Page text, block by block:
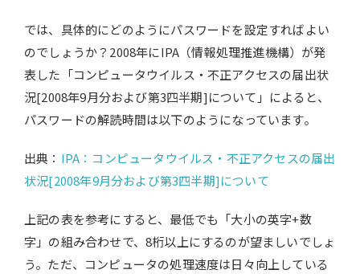
では、具体的にどのようにパスワードを設定すればよい
のでしょうか？2008年にIPA（情報処理推進機構）が発
表した「コンピュータウイルス・不正アクセスの届出状
況[2008年9月分および第3四半期]について」によると、
パスワードの解読時間は以下のようになっています。
出典： IPA：コンピュータウイルス・不正アクセスの届出
状況[2008年9月分および第3四半期]について
上記の表を参考にすると、最低でも「大小の英字+数
字」の組み合わせで、8桁以上にするのが望ましいでしょ
う。ただ、コンピュータの処理速度は日々向上している